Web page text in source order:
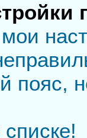
пояс,